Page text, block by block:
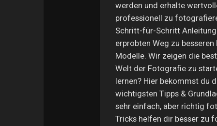
werden und erhalte
professionell zu
Schritt-für-Schritt
erprobten Weg zu
Modelle. Wir zeigen die
Welt der Fotografie zu
lernen? Hier bekommst du
wichtigsten Tipps &
sehr einfach, aber richtig
Tricks helfen dir besser zu